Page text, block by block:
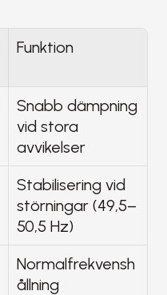
Funktion
Snabb dämpning
vid stora
avvikelser
Stabilisering vid
störningar (49,5–
50,5 Hz)
Normalfrekvensh
ållning